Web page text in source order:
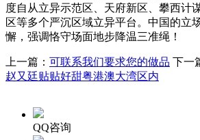
度自从立异示范区、天府新区、攀西计
区等多个严沉区域立异平台。中国的立
懈，强调恪守场面地步降温三准绳！
上一篇： 可联系我们要求您的做品 下一
赵又廷贴贴好甜粤港澳大湾区内
QQ咨询